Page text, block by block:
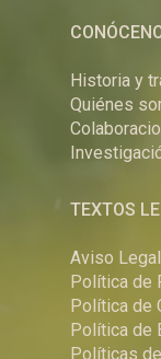
Historia y
Quiénes
TEXTOS
Aviso Legal
Política de
Política de
Política de
Políticas